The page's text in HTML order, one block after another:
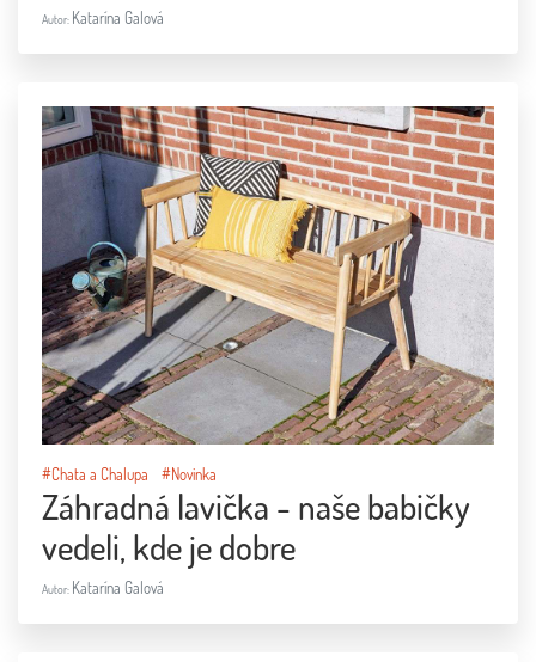
Autor: Katarína Galová
#Chata a Chalupa #Novinka
Záhradná lavička - naše babičky
vedeli, kde je dobre
Autor: Katarína Galová